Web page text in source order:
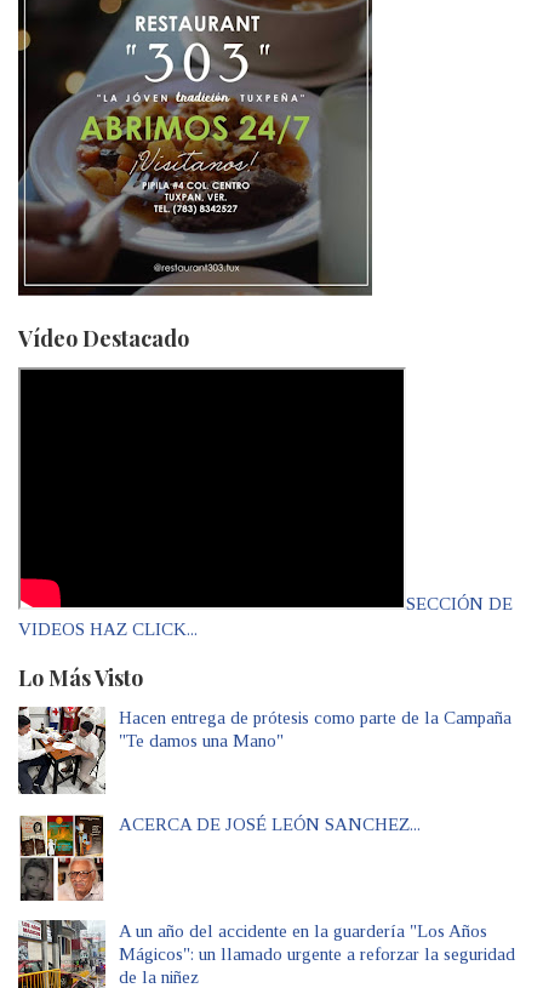
Vídeo Destacado
SECCIÓN DE
VIDEOS HAZ CLICK...
Lo Más Visto
Hacen entrega de prótesis como parte de la Campaña
"Te damos una Mano"
ACERCA DE JOSÉ LEÓN SANCHEZ...
A un año del accidente en la guardería "Los Años
Mágicos": un llamado urgente a reforzar la seguridad
de la niñez